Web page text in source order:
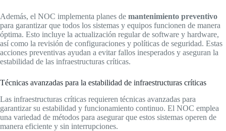
Además, el NOC implementa planes de mantenimiento preventivo
para garantizar que todos los sistemas y equipos funcionen de manera
óptima. Esto incluye la actualización regular de software y hardware,
así como la revisión de configuraciones y políticas de seguridad. Estas
acciones preventivas ayudan a evitar fallos inesperados y aseguran la
estabilidad de las infraestructuras críticas.
Técnicas avanzadas para la estabilidad de infraestructuras críticas
Las infraestructuras críticas requieren técnicas avanzadas para
garantizar su estabilidad y funcionamiento continuo. El NOC emplea
una variedad de métodos para asegurar que estos sistemas operen de
manera eficiente y sin interrupciones.